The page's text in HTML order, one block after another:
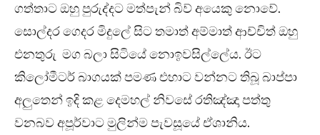
ගත්තාට ඔහු පුරුද්දට මත්පැන් බිව් අයෙකු නොවේ.
සොල්දර ගෙදර මිදුලේ සිට තමාත් අම්මාත් ආච්චිත් ඔහු
එනතුරු මග බලා සිටියේ නොඉවසිල්ලේය. ඊට
කිලෝමීටර් බාගයක් පමණ එහාට වන්නට තිබූ බාප්පා
අලුතෙන් ඉදි කළ දෙමහල් නිවසේ රතිඤ්ඤා පත්තු
වනබව අපූර්වාට මුලින්ම පැවසූයේ ඒශානිය.